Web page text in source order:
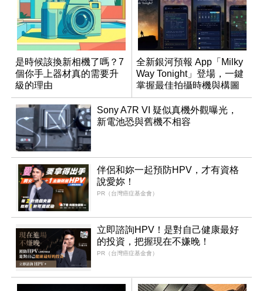
是時候該換新相機了嗎？7
個你手上器材真的需要升
級的理由
全新銀河預報 App「Milky
Way Tonight」登場，一鍵
掌握最佳拍攝時機與構圖
Sony A7R VI 疑似真機外觀曝光，
新電池恐與舊機不相容
伴侶和妳一起預防HPV，才有資格
說愛妳！
PR（台灣癌症基金會）
立即諮詢HPV！是對自己健康最好
的投資，把握現在不嫌晚！
PR（台灣癌症基金會）